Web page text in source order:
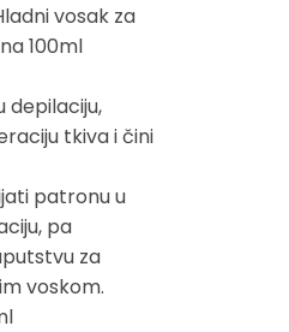
vosak za
100ml
depilaciju,
tkiva i čini
patronu u
pa
za
voskom.